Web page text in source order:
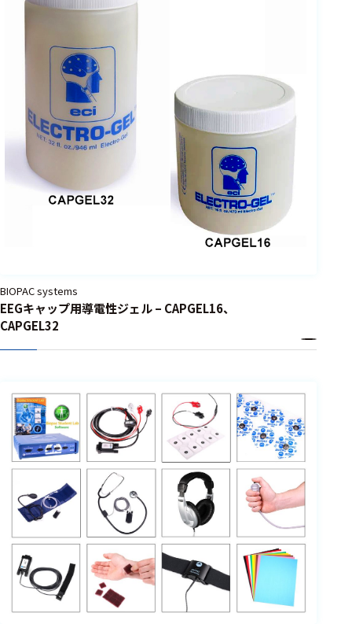
BIOPAC systems
EEGキャップ用導電性ジェル – CAPGEL16、
CAPGEL32